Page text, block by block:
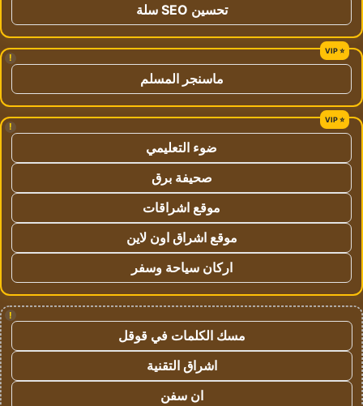
تحسين SEO سلة
!
ماسنجر المسلم
!
ضوء التعليمي
صحيفة برق
موقع اشراقات
موقع اشراق اون لاين
اركان سياحة وسفر
!
مسك الكلمات في قوقل
اشراق التقنية
ان سفن